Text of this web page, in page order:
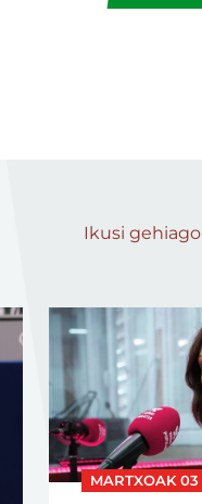
Ikusi gehiago
MARTXOAK 03